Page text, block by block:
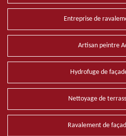
Entreprise de
Artisan peintre
Hydrofuge de
Nettoyage de
Ravalement de